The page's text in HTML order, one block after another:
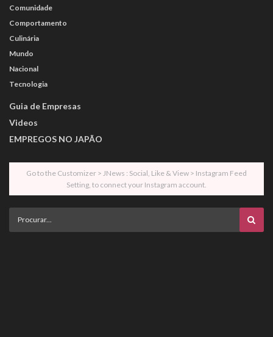
Comunidade
Comportamento
Culinária
Mundo
Nacional
Tecnologia
Guia de Empresas
Videos
EMPREGOS NO JAPÃO
Go to the Customizer > JNews : Social, Like & View > Instagram Feed
Setting, to connect your Instagram account.